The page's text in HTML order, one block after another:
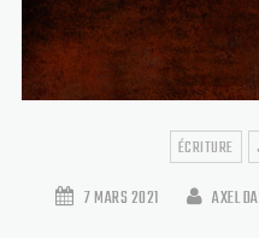
ÉCRITURE
7 MARS 2021 AXEL